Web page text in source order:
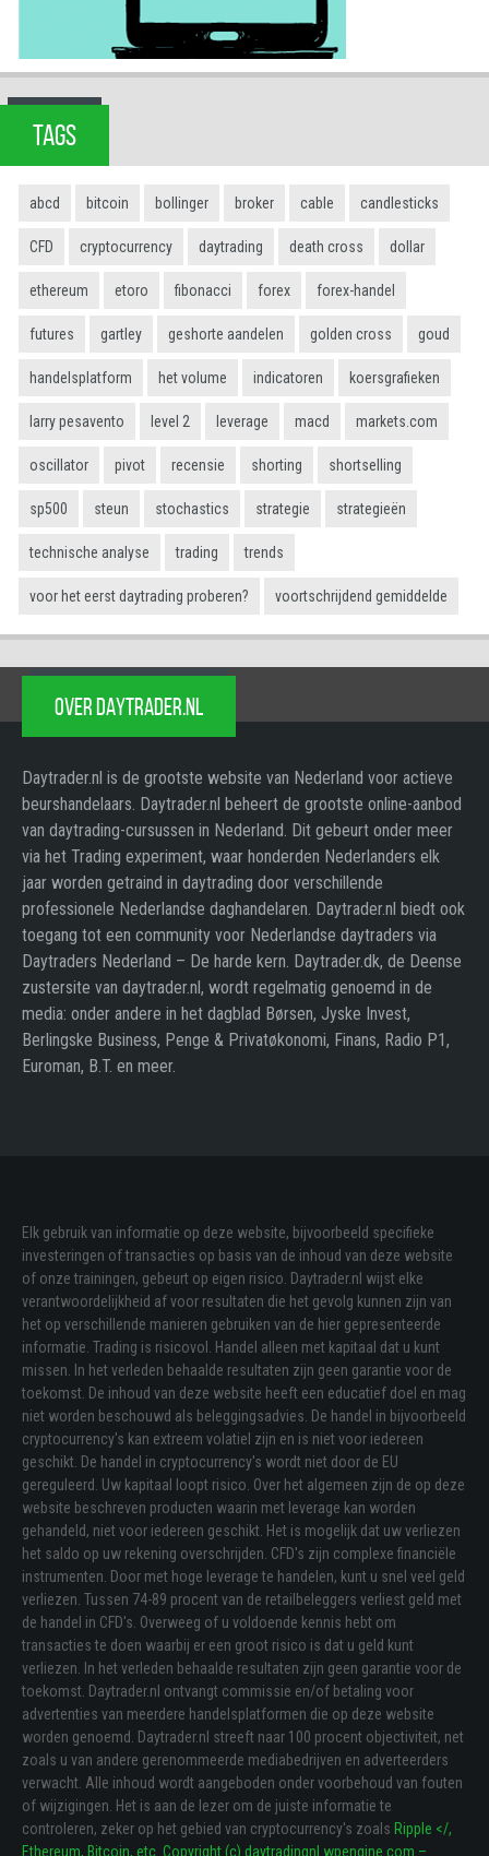
TAGS
abcd bitcoin bollinger broker cable candlesticks
CFD cryptocurrency daytrading death cross dollar
ethereum etoro fibonacci forex forex-handel
futures gartley geshorte aandelen golden cross goud
handelsplatform het volume indicatoren koersgrafieken
larry pesavento level 2 leverage macd markets.com
oscillator pivot recensie shorting shortselling
sp500 steun stochastics strategie strategieën
technische analyse trading trends
voor het eerst daytrading proberen? voortschrijdend gemiddelde
OVER DAYTRADER.NL
Daytrader.nl is de grootste website van Nederland voor actieve
beurshandelaars. Daytrader.nl beheert de grootste online-aanbod
van daytrading-cursussen in Nederland. Dit gebeurt onder meer
via het Trading experiment, waar honderden Nederlanders elk
jaar worden getraind in daytrading door verschillende
professionele Nederlandse daghandelaren. Daytrader.nl biedt ook
toegang tot een community voor Nederlandse daytraders via
Daytraders Nederland – De harde kern. Daytrader.dk, de Deense
zustersite van daytrader.nl, wordt regelmatig genoemd in de
media: onder andere in het dagblad Børsen, Jyske Invest,
Berlingske Business, Penge & Privatøkonomi, Finans, Radio P1,
Euroman, B.T. en meer.
Elk gebruik van informatie op deze website, bijvoorbeeld specifieke
investeringen of transacties op basis van de inhoud van deze website
of onze trainingen, gebeurt op eigen risico. Daytrader.nl wijst elke
verantwoordelijkheid af voor resultaten die het gevolg kunnen zijn van
het op verschillende manieren gebruiken van de hier gepresenteerde
informatie. Trading is risicovol. Handel alleen met kapitaal dat u kunt
missen. In het verleden behaalde resultaten zijn geen garantie voor de
toekomst. De inhoud van deze website heeft een educatief doel en mag
niet worden beschouwd als beleggingsadvies. De handel in bijvoorbeeld
cryptocurrency's kan extreem volatiel zijn en is niet voor iedereen
geschikt. De handel in cryptocurrency's wordt niet door de EU
gereguleerd. Uw kapitaal loopt risico. Over het algemeen zijn de op deze
website beschreven producten waarin met leverage kan worden
gehandeld, niet voor iedereen geschikt. Het is mogelijk dat uw verliezen
het saldo op uw rekening overschrijden. CFD's zijn complexe financiële
instrumenten. Door met hoge leverage te handelen, kunt u snel veel geld
verliezen. Tussen 74-89 procent van de retailbeleggers verliest geld met
de handel in CFD's. Overweeg of u voldoende kennis hebt om
transacties te doen waarbij er een groot risico is dat u geld kunt
verliezen. In het verleden behaalde resultaten zijn geen garantie voor de
toekomst. Daytrader.nl ontvangt commissie en/of betaling voor
advertenties van meerdere handelsplatformen die op deze website
worden genoemd. Daytrader.nl streeft naar 100 procent objectiviteit, net
zoals u van andere gerenommeerde mediabedrijven en adverteerders
verwacht. Alle inhoud wordt aangeboden onder voorbehoud van fouten
of wijzigingen. Het is aan de lezer om de juiste informatie te
controleren, zeker op het gebied van cryptocurrency's zoals Ripple </,
Ethereum, Bitcoin, etc. Copyright (c) daytradingnl.wpengine.com –